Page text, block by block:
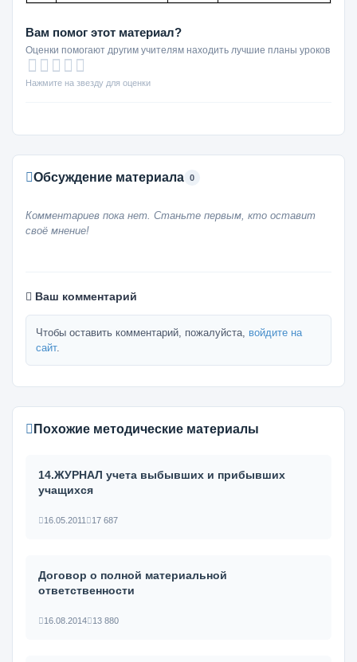
Вам помог этот материал?
Оценки помогают другим учителям находить лучшие планы уроков
Нажмите на звезду для оценки
Обсуждение материала 0
Комментариев пока нет. Станьте первым, кто оставит
своё мнение!
Ваш комментарий
Чтобы оставить комментарий, пожалуйста, войдите на
сайт.
Похожие методические материалы
14.ЖУРНАЛ учета выбывших и прибывших
учащихся
16.05.2011 17 687
Договор о полной материальной
ответственности
16.08.2014 13 880